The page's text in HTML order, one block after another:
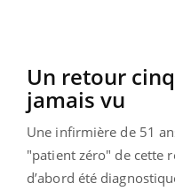
Un retour
jamais vu
Une infirmière de 51
"patient zéro" de cette
d’abord été